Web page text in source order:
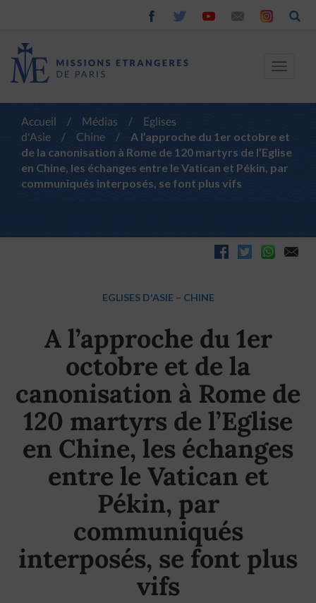
Toggle
Accueil / Médias /
Eglises
d'Asie
/ Chine /
A l’approche du 1er octobre et
de la canonisation à Rome de 120 martyrs de l’Eglise
en Chine, les échanges entre le Vatican et Pékin, par
communiqués interposés, se font plus vifs
EGLISES D'ASIE – CHINE
A l’approche du 1er
octobre et de la
canonisation à Rome de
120 martyrs de l’Eglise
en Chine, les échanges
entre le Vatican et
Pékin, par
communiqués
interposés, se font plus
vifs